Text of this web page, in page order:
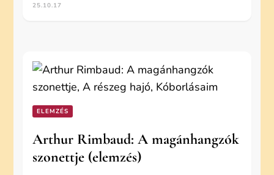
25.10.17
ELEMZÉS
Arthur Rimbaud: A magánhangzók
szonettje (elemzés)